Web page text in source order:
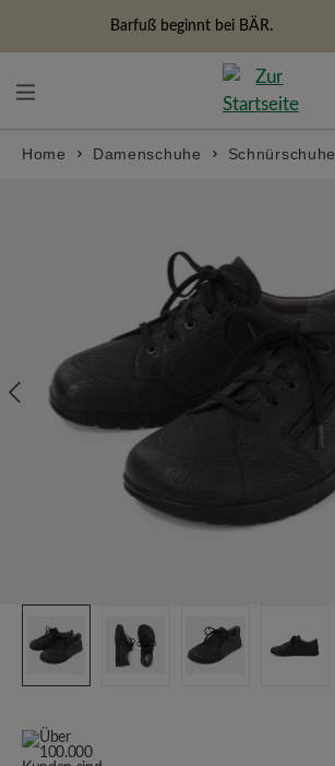
Barfuß beginnt bei BÄR.
Home Damenschuhe Schnürschuhe